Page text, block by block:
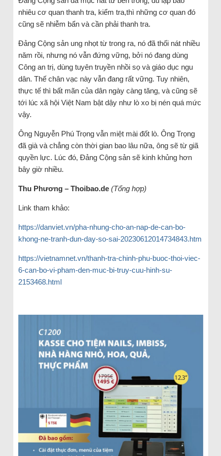
nhiêu cơ quan thanh tra, kiểm tra,thì những cơ quan đó
cũng sẽ nhiễm bẩn và cần phải thanh tra.
Đảng Cộng sản ung nhọt từ trong ra, nó đã thối nát nhiều
năm rồi, nhưng nó vẫn đứng vững, bởi nó đang dùng
Công an trị, dùng tuyên truyền nhồi sọ và giáo dục ngu
dân. Thế chân vạc này vẫn đang rất vững. Tuy nhiên,
thực tế thì bất mãn của dân ngày càng tăng, và cũng sẽ
tới lúc xã hội Việt Nam bật dậy như lò xo bị nén quá mức
vậy.
Ông Nguyễn Phú Trọng vẫn miệt mài đốt lò. Ông Trọng
đã già và chẳng còn thời gian bao lâu nữa, ông sẽ từ giã
quyền lực. Lúc đó, Đảng Cộng sản sẽ kinh khủng hơn
bây giờ nhiều.
Thu Phương – Thoibao.de (Tổng hợp)
Link tham khảo:
https://danviet.vn/pha-nhung-cho-an-nap-de-can-bo-
khong-ne-tranh-dun-day-so-sai-20230612014734843.htm
https://vietnamnet.vn/thanh-tra-chinh-phu-buoc-thoi-viec-
6-can-bo-vi-pham-den-muc-bi-truy-cuu-hinh-su-
2153468.html